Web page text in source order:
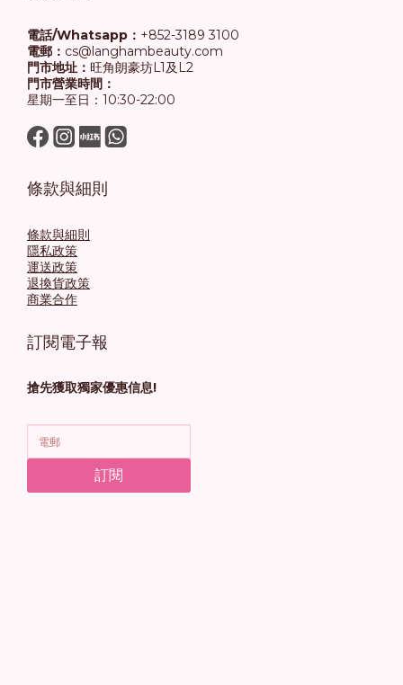
電話/Whatsapp： +852-3189 3100
電郵： cs@langhambeauty.com
門市地址： 旺角朗豪坊L1及L2
門市營業時間：
星期一至日：10:30-22:00
條款與細則
條款與細則
隱私政策
運送政策
退換貨政策
商業合作
訂閱電子報
搶先獲取獨家優惠信息!
訂閱